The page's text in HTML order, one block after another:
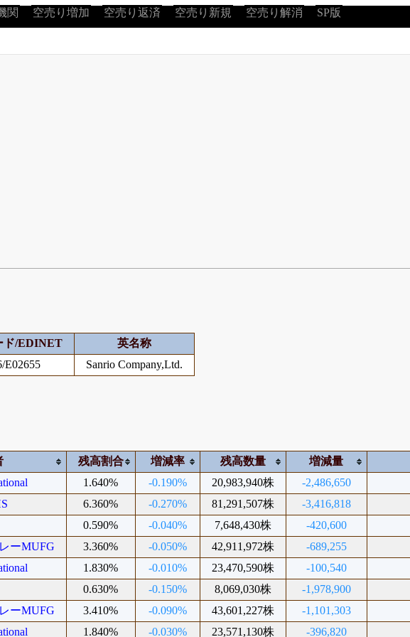
関 空売り増加 空売り返済 空売り新規 空売り解消 SP版
ド/EDINET
英名称
E02655 Sanrio Company,Ltd.
残高割合 増減率 残高数量
増減量
1.640% -0.190% 20,983,940株
-2,486,650
6.360% -0.270% 81,291,507株
-3,416,818
0.590% -0.040% 7,648,430株
-420,600
ーMUFG 3.360% -0.050% 42,911,972株
-689,255
1.830% -0.010% 23,470,590株
-100,540
0.630% -0.150% 8,069,030株
-1,978,900
ーMUFG 3.410% -0.090% 43,601,227株
-1,101,303
1.840% -0.030% 23,571,130株 -396,820